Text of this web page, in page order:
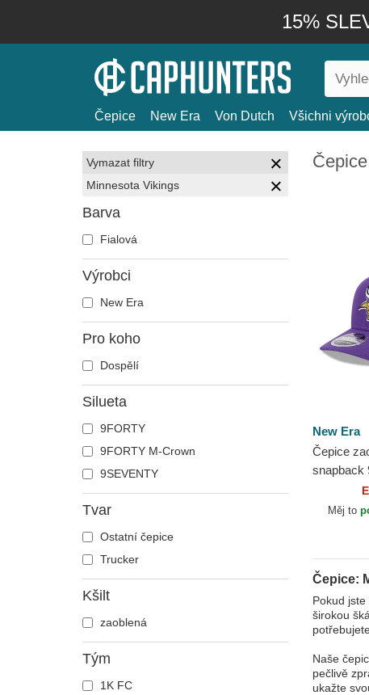
15%
Čepice New Era Von Dutch Všichni
Vymazat filtry
Minnesota Vikings
Barva
Fialová
Výrobci
New Era
Pro koho
Dospělí
Silueta
9FORTY
9FORTY M-Crown
9SEVENTY
Tvar
Ostatní čepice
Trucker
Kšilt
zaoblená
Tým
1K FC
New Era
Čepice
snapback
Stretch
Měj to
Čepice:
Pokud
širokou
Naše
pečlivě
ukažte